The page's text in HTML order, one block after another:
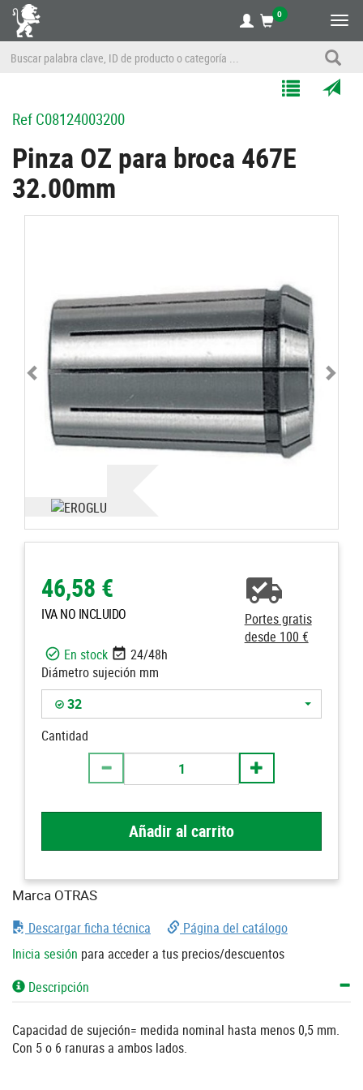
0
Listas
RefC08124003200
Pinza OZ para broca 467E
32.00mm
46,58 €
IVA NO INCLUIDO
Portes gratis
desde 100 €
En stock
24/48h
Diámetro sujeción mm
32
Cantidad
Añadir al carrito
Marca OTRAS
Descargar ficha técnica
Página del catálogo
Inicia sesión para acceder a tus precios/descuentos
Descripción
Capacidad de sujeción= medida nominal hasta menos 0,5 mm.
Con 5 o 6 ranuras a ambos lados.